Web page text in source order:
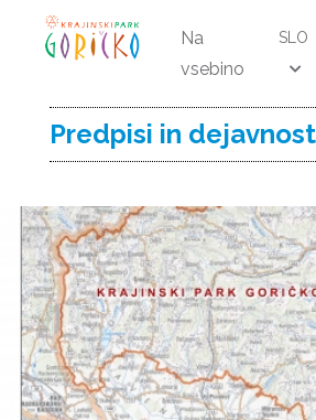
Na
vsebino
SLO
Predpisi in